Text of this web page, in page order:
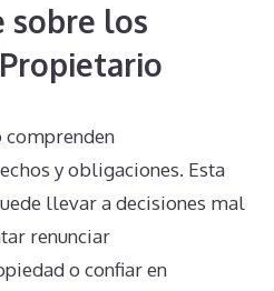
sobre los
comprenden
y obligaciones. Esta
llevar a decisiones mal
renunciar
o confiar en